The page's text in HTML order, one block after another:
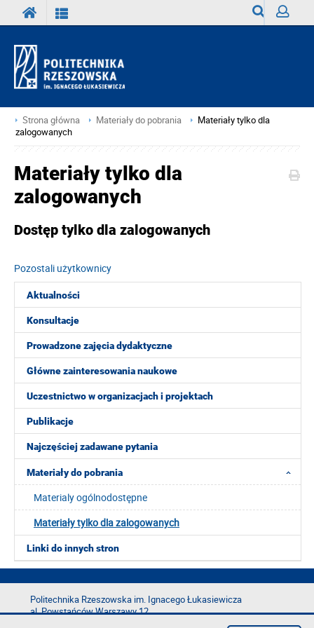
Strona główna Materiały do pobrania
Materiały tylko dla
zalogowanych
Aktualności
Konsultacje
Prowadzone zajęcia dydaktyczne
Główne zainteresowania naukowe
Uczestnictwo w organizacjach i projektach
Publikacje
Najczęściej zadawane pytania
Materiały do pobrania
Materialy ogólnodostępne
Materiały tylko dla zalogowanych
Linki do innych stron
Materiały tylko dla
zalogowanych
Dostęp tylko dla zalogowanych
Pozostali użytkownicy
Politechnika Rzeszowska im. Ignacego Łukasiewicza
al. Powstańców Warszawy 12